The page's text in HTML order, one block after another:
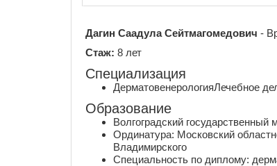
Дагин Саадула Сейтмагомедович -
Стаж: 8 лет
Специализация
ДерматовенерологияЛечебное
Образование
Волгоградский государственный
Ординатура: Московский
Владимирского
Специальность по диплому: